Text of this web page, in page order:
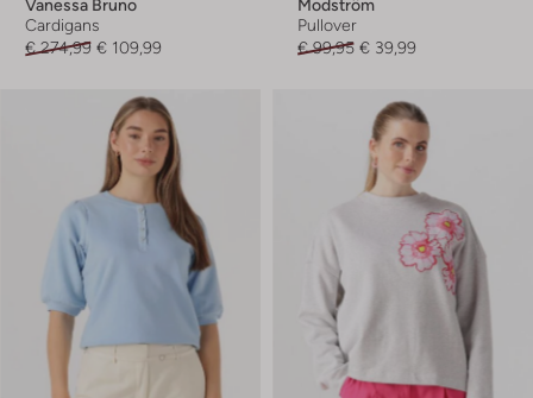
Vanessa Bruno
Cardigans
€ 274,99 € 109,99
Modström
Pullover
€ 99,95 € 39,99